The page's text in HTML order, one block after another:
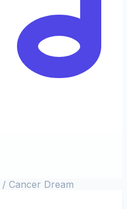
/ Cancer Dream